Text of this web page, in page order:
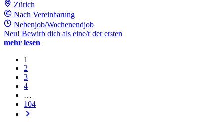
Zürich
Nach Vereinbarung
Nebenjob/Wochenendjob
Neu! Bewirb dich als eine/r der ersten
mehr lesen
1
2
3
4
…
104